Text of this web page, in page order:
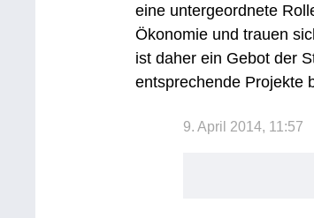
eine untergeordnete
Ökonomie und trauen
ist daher ein Gebot der
entsprechende Projekte
9. April 2014, 11:57